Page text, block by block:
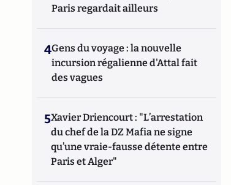
Paris regardait ailleurs
4Gens du voyage : la nouvelle
incursion régalienne d'Attal fait
des vagues
5Xavier Driencourt : "L’arrestation
du chef de la DZ Mafia ne signe
qu’une vraie-fausse détente entre
Paris et Alger"